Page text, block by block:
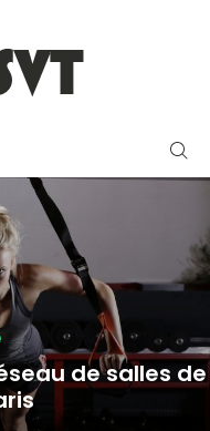
de salles de